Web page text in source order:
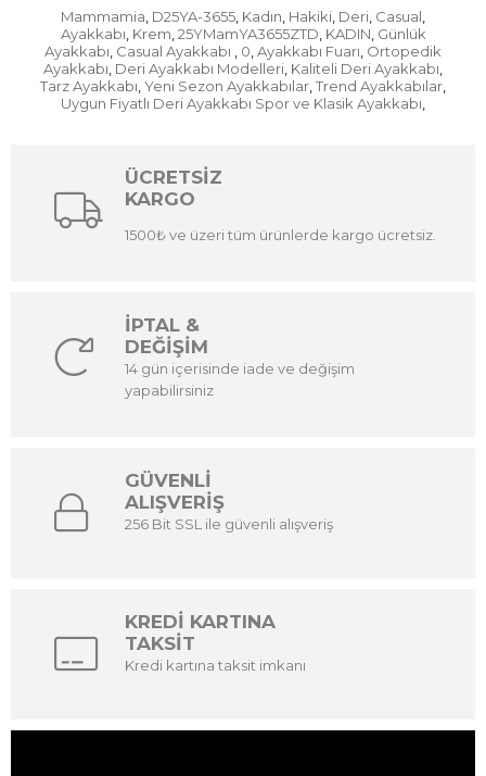
Mammamia, D25YA-3655, Kadın, Hakiki, Deri, Casual,
Ayakkabı, Krem, 25YMamYA3655ZTD, KADIN, Günlük
Ayakkabı, Casual Ayakkabı , 0, Ayakkabı Fuarı, Ortopedik
Ayakkabı, Deri Ayakkabı Modelleri, Kaliteli Deri Ayakkabı,
Tarz Ayakkabı, Yeni Sezon Ayakkabılar, Trend Ayakkabılar,
Uygun Fiyatlı Deri Ayakkabı Spor ve Klasik Ayakkabı,
ÜCRETSİZ
KARGO
1500₺ ve üzeri tüm ürünlerde kargo ücretsiz.
İPTAL &
DEĞİŞİM
14 gün içerisinde iade ve değişim
yapabilirsiniz
GÜVENLİ
ALIŞVERİŞ
256 Bit SSL ile güvenli alışveriş
KREDİ KARTINA
TAKSİT
Kredi kartına taksit imkanı